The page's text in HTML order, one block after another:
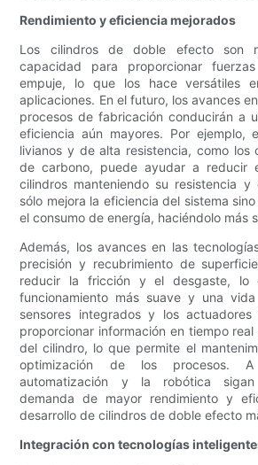
Rendimiento y eficiencia mejorados
Los cilindros de doble efecto son
capacidad para proporcionar
empuje, lo que los hace versátiles
aplicaciones. En el futuro, los avances
procesos de fabricación conducirán a
eficiencia aún mayores. Por ejemplo,
livianos y de alta resistencia, como los
de carbono, puede ayudar a reducir
cilindros manteniendo su resistencia y
sólo mejora la eficiencia del sistema
el consumo de energía, haciéndolo más
Además, los avances en las
precisión y recubrimiento de
reducir la fricción y el desgaste, lo
funcionamiento más suave y una
sensores integrados y los actuadores
proporcionar información en tiempo
del cilindro, lo que permite el
optimización de los procesos.
automatización y la robótica sigan
demanda de mayor rendimiento y
desarrollo de cilindros de doble efecto
Integración con tecnologías